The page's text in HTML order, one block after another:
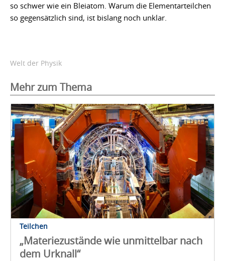
so schwer wie ein Bleiatom. Warum die Elementarteilchen
so gegensätzlich sind, ist bislang noch unklar.
Welt der Physik
Mehr zum Thema
Teilchen
„Materiezustände wie unmittelbar nach
dem Urknall“